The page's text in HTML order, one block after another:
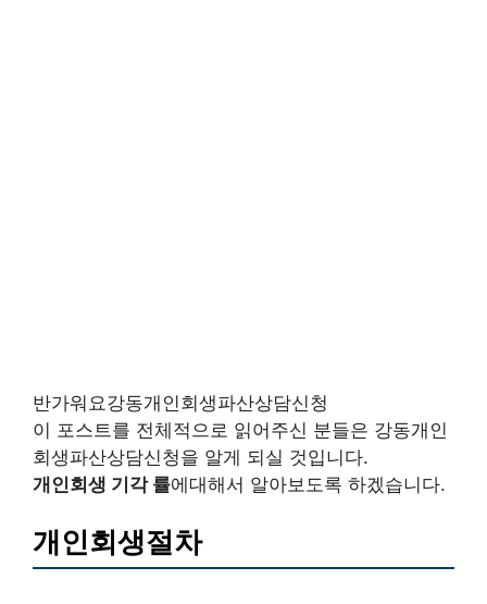
반가워요강동개인회생파산상담신청
이 포스트를 전체적으로 읽어주신 분들은 강동개인
회생파산상담신청을 알게 되실 것입니다.
개인회생 기각 률에대해서 알아보도록 하겠습니다.
개인회생절차